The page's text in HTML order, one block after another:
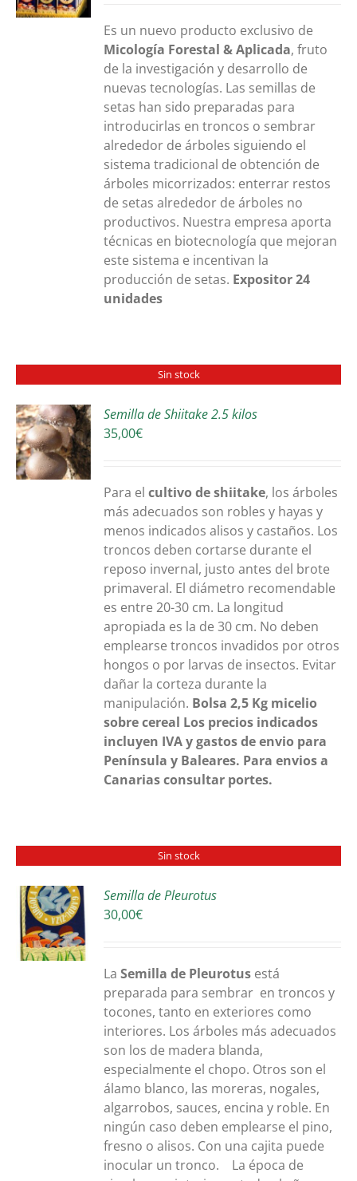
Es un nuevo producto exclusivo de
Micología Forestal & Aplicada, fruto
de la investigación y desarrollo de
nuevas tecnologías. Las semillas de
setas han sido preparadas para
introducirlas en troncos o sembrar
alrededor de árboles siguiendo el
sistema tradicional de obtención de
árboles micorrizados: enterrar restos
de setas alrededor de árboles no
productivos. Nuestra empresa aporta
técnicas en biotecnología que mejoran
este sistema e incentivan la
producción de setas. Expositor 24
unidades
Sin stock
Semilla de Shiitake 2.5 kilos
35,00€
Para elcultivo de shiitake, los árboles
más adecuados son robles y hayas y
menos indicados alisos y castaños. Los
troncos deben cortarse durante el
reposo invernal, justo antes del brote
primaveral. El diámetro recomendable
es entre 20-30 cm. La longitud
apropiada es la de 30 cm. No deben
emplearse troncos invadidos por otros
hongos o por larvas de insectos. Evitar
dañar la corteza durante la
manipulación. Bolsa 2,5 Kg micelio
sobre cereal Los precios indicados
incluyen IVA y gastos de envio para
Península y Baleares. Para envios a
Canarias consultar portes.
Sin stock
Semilla de Pleurotus
30,00€
LaSemilla de Pleurotus está
preparada para sembrar en troncos y
tocones, tanto en exteriores como
interiores. Los árboles más adecuados
son los de madera blanda,
especialmente el chopo. Otros son el
álamo blanco, las moreras, nogales,
algarrobos, sauces, encina y roble. En
ningún caso deben emplearse el pino,
fresno o alisos. Con una cajita puede
inocular un tronco. La época de